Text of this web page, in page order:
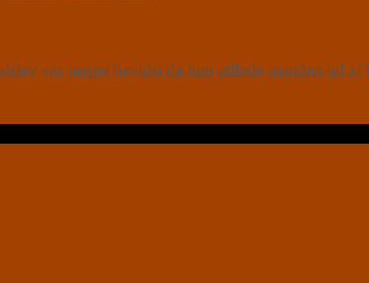
var meget bevidst da hun pillede manden